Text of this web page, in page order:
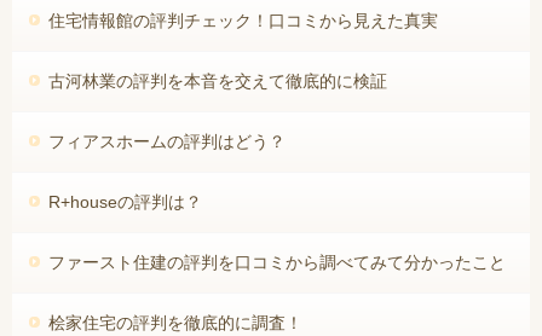
住宅情報館の評判チェック！口コミから見えた真実
古河林業の評判を本音を交えて徹底的に検証
フィアスホームの評判はどう？
R+houseの評判は？
ファースト住建の評判を口コミから調べてみて分かったこと
桧家住宅の評判を徹底的に調査！